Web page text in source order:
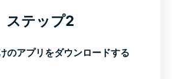
ステップ2
のアプリをダウンロードする